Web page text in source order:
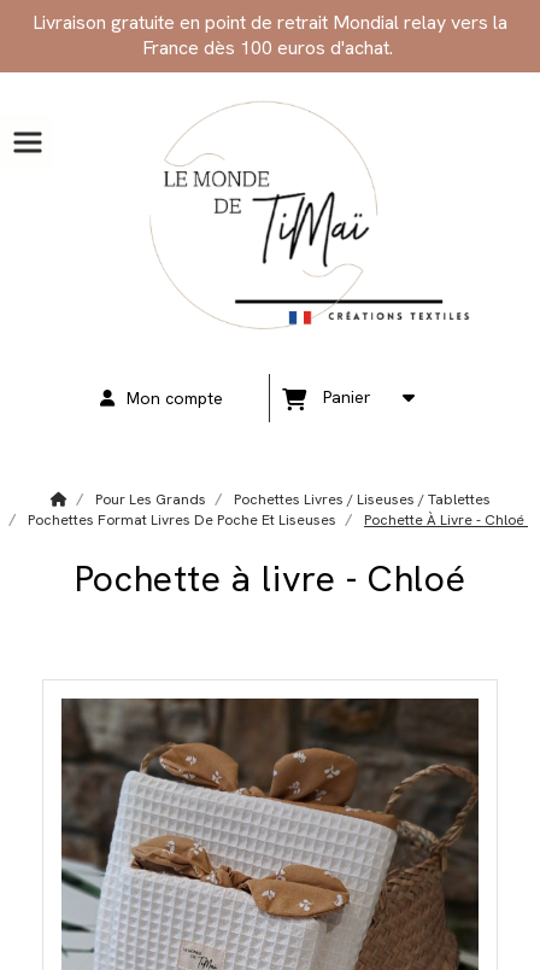
Livraison gratuite en point de retrait Mondial relay vers la
France dès 100 euros d'achat.
Mon compte Panier
Pour Les Grands
Pochettes Livres / Liseuses / Tablettes
Pochettes Format Livres De Poche Et Liseuses
Pochette À Livre - Chloé
Pochette à livre - Chloé